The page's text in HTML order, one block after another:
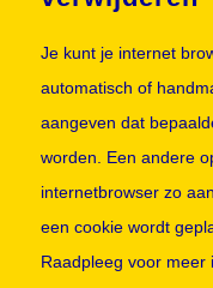
Je kunt je internet
automatisch of
aangeven dat
worden. Een andere
internetbrowser zo
een cookie wordt
Raadpleeg voor meer